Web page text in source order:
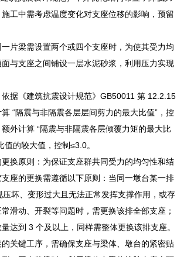
工中需考虑温度变化对支座位移的影响，预留
片梁需设置两个或四个支座时，为使其受力均
与支座之间铺设一层水泥砂浆，利用压力实现
据《建筑抗震设计规范》GB50011 第 12.2.15
“隔震与非隔震各层层间剪力的最大比值”，控
外计算 “隔震与非隔震各层倾覆力矩的最大比
值的较大值，控制≤3.0。
换原则：为保证支座群共同受力的均匀性和结
座的更换需遵循以下原则：当同一墩台某一排
坏、变形过大且无法正常发挥支撑作用，或存
滑动、开裂等问题时，需更换该排全部支座；
达到 3 个及以上，同样需整体更换该排支座。
关键工序，需确保支座与梁体、墩台的紧密贴